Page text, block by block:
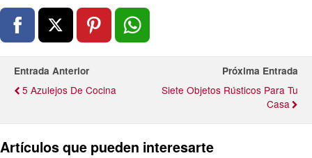
Entrada Anterior
5 Azulejos De Cocina
Próxima Entrada
Siete Objetos Rústicos Para Tu
Casa
Artículos que pueden interesarte